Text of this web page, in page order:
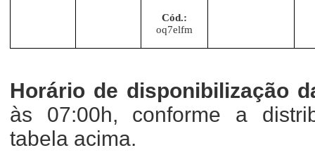
Cód.:
oq7elfm
Horário de disponibilização
às 07:00h, conforme a
tabela acima.